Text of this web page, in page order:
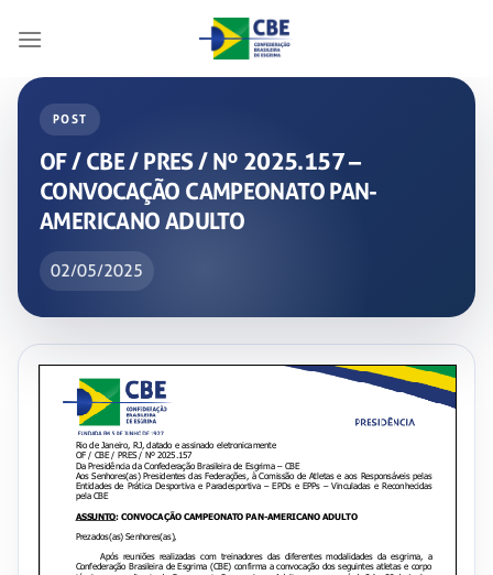
POST
OF / CBE / PRES / Nº 2025.157 –
CONVOCAÇÃO CAMPEONATO PAN-
AMERICANO ADULTO
02/05/2025